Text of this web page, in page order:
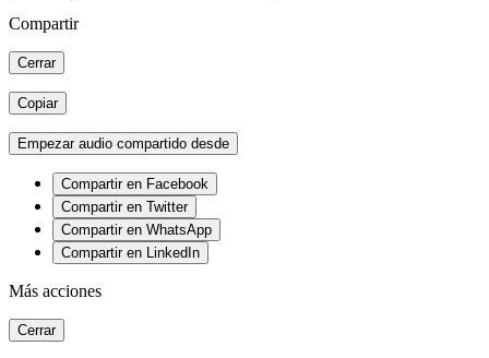
Compartir
Cerrar
Copiar
Empezar audio compartido desde
Compartir en Facebook
Compartir en Twitter
Compartir en WhatsApp
Compartir en LinkedIn
Más acciones
Cerrar